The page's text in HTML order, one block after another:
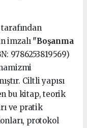
tarafından
imzalı "Boşanma
9786253819569)
Ciltli yapısı
bu kitap, teorik
ve pratik
protokol